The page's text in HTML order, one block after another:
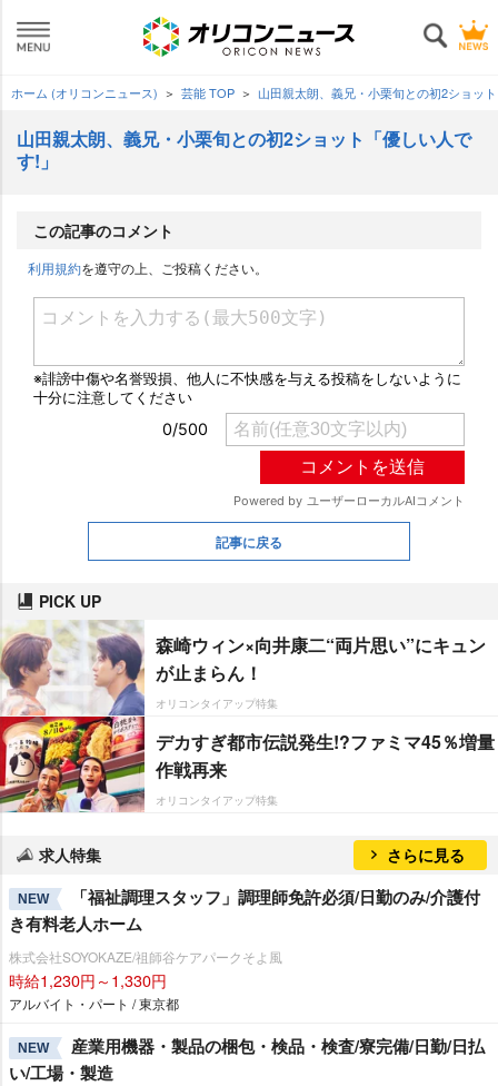
ホーム (オリコンニュース) 芸能 TOP 山田親太朗、義兄・小栗旬との初2ショッ
山田親太朗、義兄・小栗旬との初2ショット「優しい人で
す!」
この記事のコメント
利用規約を遵守の上、ご投稿ください。
記事に戻る
PICK UP
森崎ウィン×向井康二“両片思い”にキュン
が止まらん！
オリコンタイアップ特集
デカすぎ都市伝説発生!?ファミマ45％増量
作戦再来
オリコンタイアップ特集
求人特集 さらに見る
NEW
「福祉調理スタッフ」調理師免許必須/日勤のみ/介護付
き有料老人ホーム
株式会社SOYOKAZE/祖師谷ケアパークそよ風
時給1,230円～1,330円
アルバイト・パート / 東京都
NEW
産業用機器・製品の梱包・検品・検査/寮完備/日勤/日払
い/工場・製造